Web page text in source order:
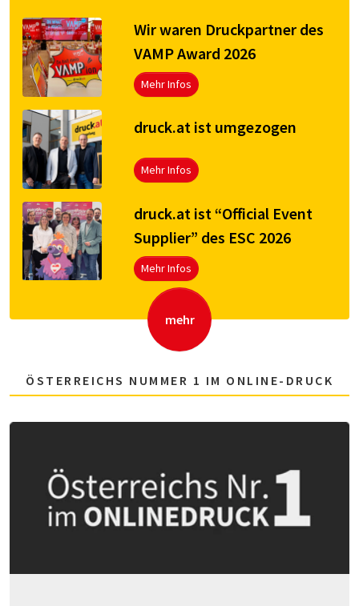
Wir waren Druckpartner des
VAMP Award 2026
Mehr Infos
druck.at ist umgezogen
Mehr Infos
druck.at ist “Official Event
Supplier” des ESC 2026
Mehr Infos
mehr
ÖSTERREICHS NUMMER 1 IM ONLINE-DRUCK